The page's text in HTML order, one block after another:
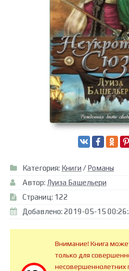
Категория: Книги / Романы
Автор: Луиза Башельери
Страниц: 122
Добавлено: 2019-05-15
Внимание! Книга
только для
несовершеннолетних